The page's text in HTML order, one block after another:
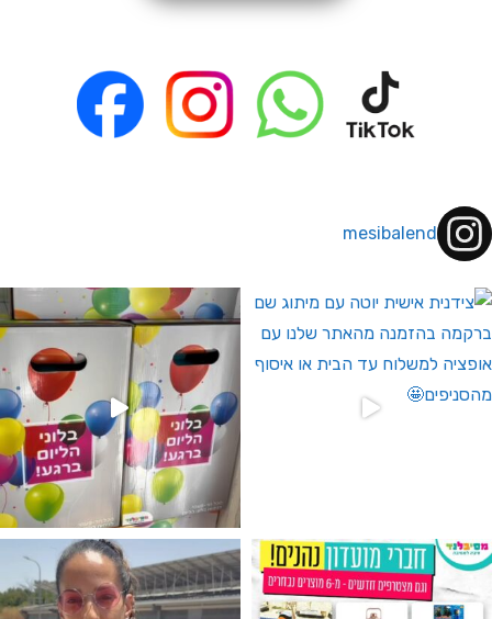
mesibalend
לחברי מועדון ומצטרפים חדשים🤍
מין העובר רק במסיבלנד !! קיים